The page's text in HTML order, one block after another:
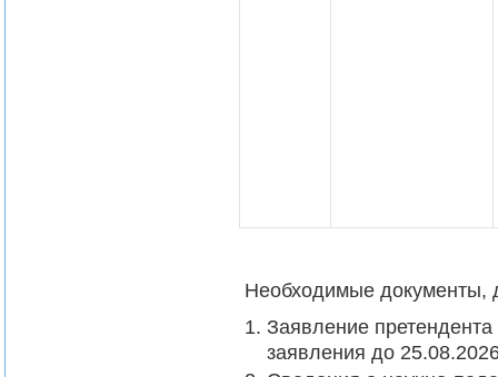
Необходимые документы,
Заявление
заявления до